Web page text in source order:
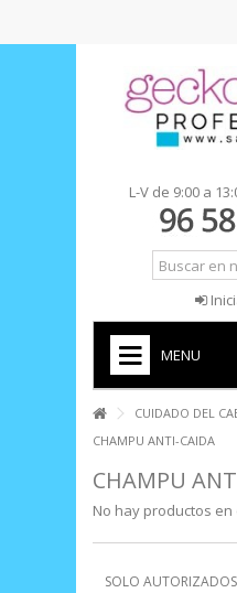
L-V de 9:00 a
MENU
INICIO CUIDADO DEL
CHAMPU ANTI-CAIDA
CHAMPU
No hay productos
SOLO AUTORIZADOS